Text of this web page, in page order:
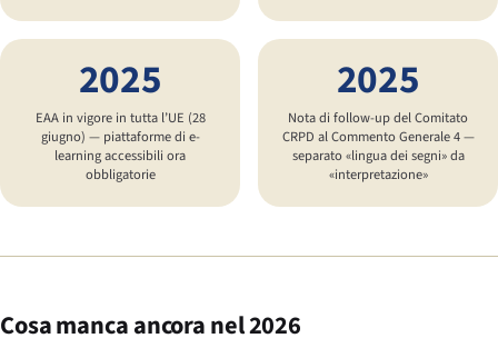
2025
EAA in vigore in tutta l’UE (28
giugno) — piattaforme di e-
learning accessibili ora
obbligatorie
2025
Nota di follow-up del Comitato
CRPD al Commento Generale 4 —
separato «lingua dei segni» da
«interpretazione»
Cosa manca ancora nel 2026